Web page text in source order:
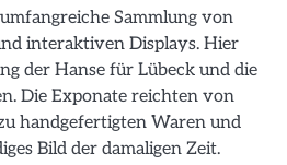
Sammlung von
interaktiven Displays. Hier
der Hanse für Lübeck und die
Die Exponate reichten von
handgefertigten Waren und
Bild der damaligen Zeit.